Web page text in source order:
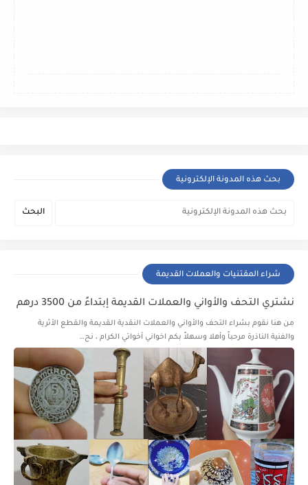
بحث هذه المدونة الإلكترونية
شراء المقتنيات والعملات القديمة
نشتري التحف والأواني والعملات القديمة إبتداءً من 3500 درهم
من هنا نقوم بشراء التحف والأواني والعملات النقدية القديمة والقطع الأثرية
والفنية الناذرة مرحباً وأهلا وسهلاً بكم اخواني أخواتي الكرام ، نح…